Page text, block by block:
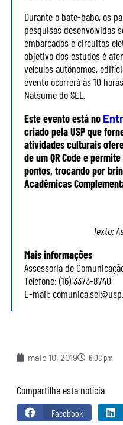
Durante o bate-babo, os
pesquisas desenvolvidas
embarcados e circuitos
objetivo dos estudos é
veículos autônomos,
evento ocorrerá às 10
Natsume do SEL.
Este evento está no
criado pela USP que
atividades culturais
de um QR Code e
pontos, trocando por
Acadêmicas
Texto:
Mais informações
Assessoria de
Telefone: (16) 3373-8740
E-mail:
maio 10, 2019 6:08 pm
Compartilhe esta notícia
Facebook